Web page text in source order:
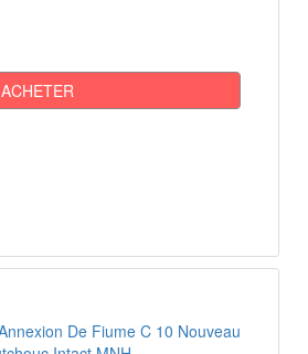
ACHETER